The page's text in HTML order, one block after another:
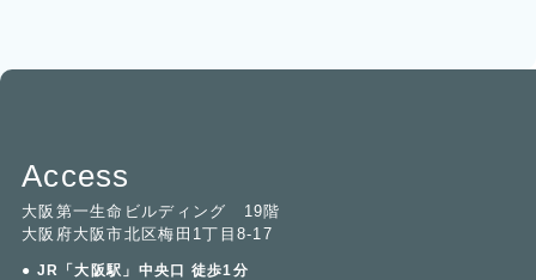
Access
大阪第一生命ビルディング 19階
大阪府大阪市北区梅田1丁目8-17
● JR「大阪駅」中央口 徒歩1分